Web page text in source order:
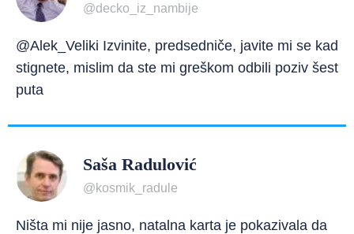
@decko_iz_nambije
@Alek_Veliki Izvinite, predsedniče, javite mi se kad
stignete, mislim da ste mi greškom odbili poziv šest
puta
Saša Radulović
@kosmik_radule
Ništa mi nije jasno, natalna karta je pokazivala da